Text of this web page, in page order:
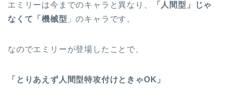
エミリーは今までのキャラと異なり、
「人間型」じゃ
なくて「機械型 」のキャラです。
なのでエミリーが登場したことで、
「とりあえず人間型特攻付けときゃOK」